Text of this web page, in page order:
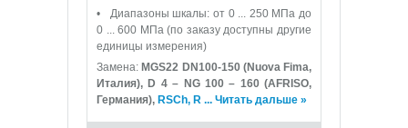
• Диапазоны шкалы: от 0 ... 250 МПа до
0 ... 600 МПа (по заказу доступны другие
единицы измерения)
Замена: MGS22 DN100-150 (Nuova Fima,
Италия), D 4 – NG 100 – 160 (AFRISO,
Германия), RSCh, R ... Читать дальше »